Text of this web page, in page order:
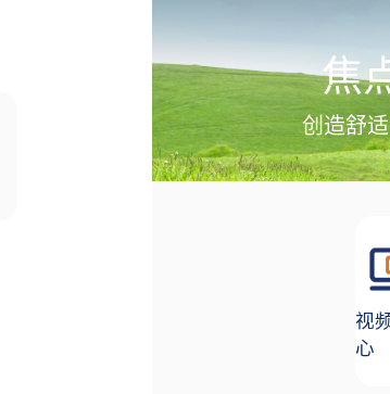
焦
创造舒
视
心